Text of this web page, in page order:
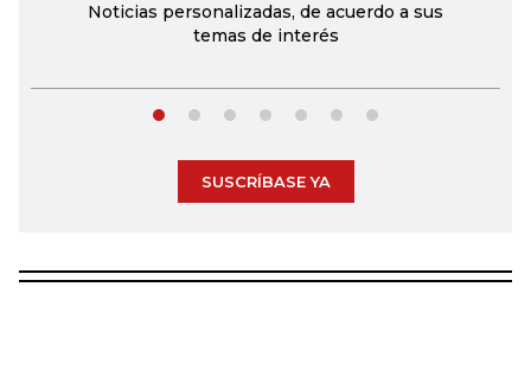
Noticias personalizadas, de acuerdo a sus
temas de interés
SUSCRÍBASE YA